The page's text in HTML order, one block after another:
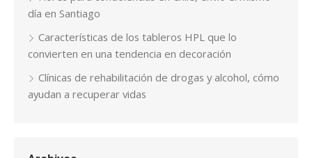
día en Santiago
Características de los tableros HPL que lo
convierten en una tendencia en decoración
Clínicas de rehabilitación de drogas y alcohol, cómo
ayudan a recuperar vidas